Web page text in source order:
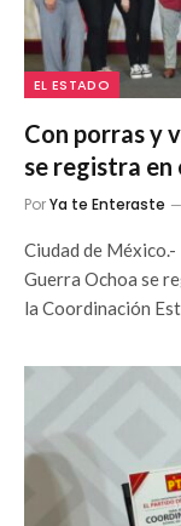
EL ESTADO
Con porras y
se registra en
PorYa te Enteraste
Ciudad de
Guerra Ochoa se
la Coordinación